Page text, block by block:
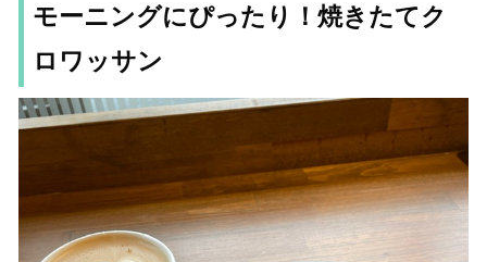
モーニングにぴったり！焼きたてク
ロワッサン